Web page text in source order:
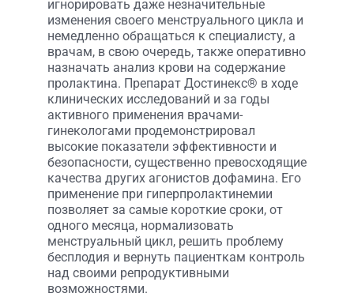
игнорировать даже незначительные
изменения своего менструального цикла и
немедленно обращаться к специалисту, а
врачам, в свою очередь, также оперативно
назначать анализ крови на содержание
пролактина. Препарат Достинекс® в ходе
клинических исследований и за годы
активного применения врачами-
гинекологами продемонстрировал
высокие показатели эффективности и
безопасности, существенно превосходящие
качества других агонистов дофамина. Его
применение при гиперпролактинемии
позволяет за самые короткие сроки, от
одного месяца, нормализовать
менструальный цикл, решить проблему
бесплодия и вернуть пациенткам контроль
над своими репродуктивными
возможностями.